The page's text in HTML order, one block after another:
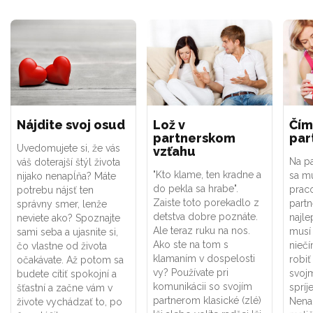
Nájdite svoj osud
Uvedomujete si, že vás
váš doterajší štýl života
nijako nenapĺňa? Máte
potrebu nájsť ten
správny smer, lenže
neviete ako? Spoznajte
sami seba a ujasnite si,
čo vlastne od života
očakávate. Až potom sa
budete cítiť spokojní a
šťastní a začne vám v
živote vychádzať to, po
Lož v
partnerskom
vzťahu
"Kto klame, ten kradne a
do pekla sa hrabe".
Zaiste toto porekadlo z
detstva dobre poznáte.
Ale teraz ruku na nos.
Ako ste na tom s
klamaním v dospelosti
vy? Používate pri
komunikácii so svojím
partnerom klasické (zlé)
Na
sa
robiť